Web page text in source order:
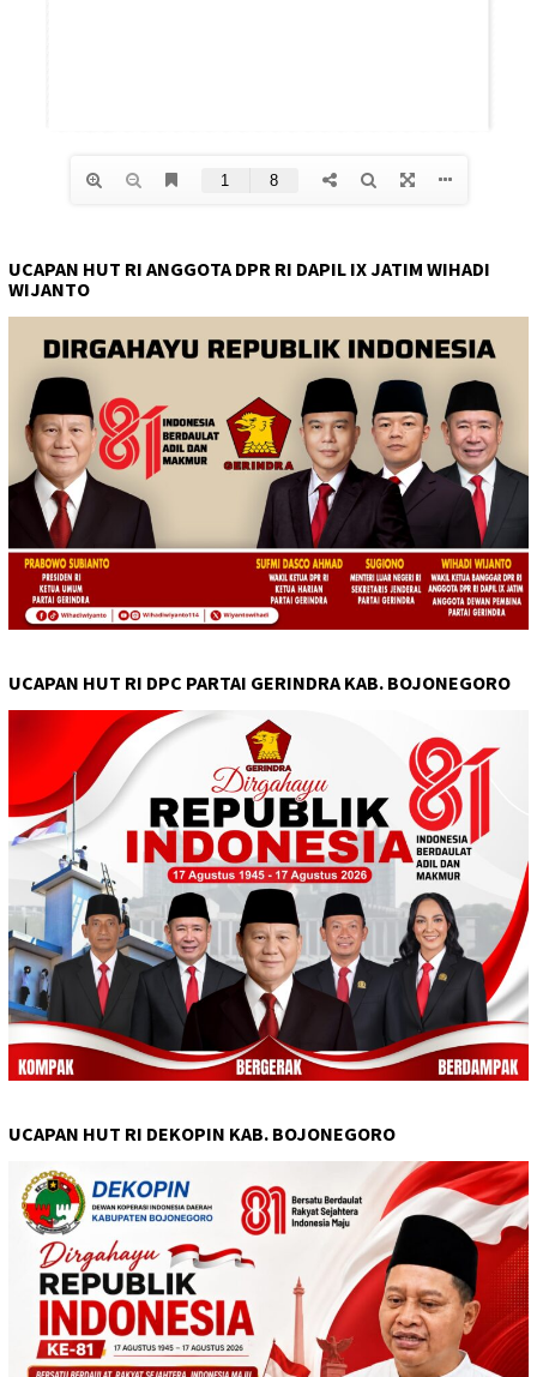
UCAPAN HUT RI ANGGOTA DPR RI DAPIL IX JATIM WIHADI
WIJANTO
UCAPAN HUT RI DPC PARTAI GERINDRA KAB. BOJONEGORO
UCAPAN HUT RI DEKOPIN KAB. BOJONEGORO